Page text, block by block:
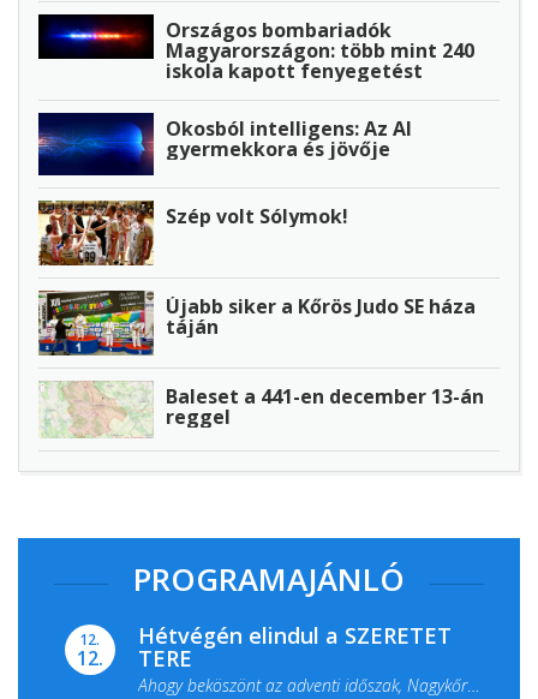
Országos bombariadók
Magyarországon: több mint 240
iskola kapott fenyegetést
Okosból intelligens: Az AI
gyermekkora és jövője
Szép volt Sólymok!
Újabb siker a Kőrös Judo SE háza
táján
Baleset a 441-en december 13-án
reggel
PROGRAMAJÁNLÓ
12.
12.
Hétvégén elindul a SZERETET
TERE
Ahogy beköszönt az adventi időszak, Nagykőrös